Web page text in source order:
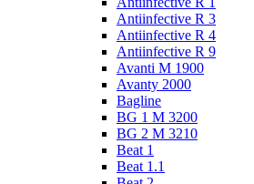
Antiinfective R 3
Antiinfective R 4
Antiinfective R 9
Avanti M 1900
Avanty 2000
Bagline
BG 1 M 3200
BG 2 M 3210
Beat 1
Beat 1.1